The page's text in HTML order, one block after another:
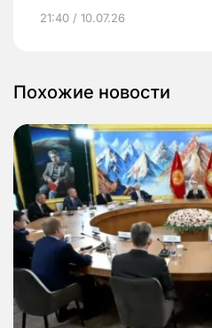
21:40 / 10.07.26
Похожие новости